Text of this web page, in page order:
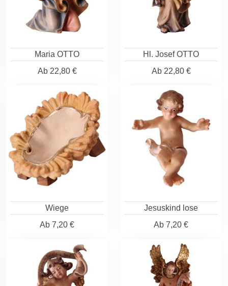
Maria OTTO
Ab22,80 €
Hl. Josef OTTO
Ab22,80 €
Wiege
Ab 7,20 €
Jesuskind lose
Ab 7,20 €